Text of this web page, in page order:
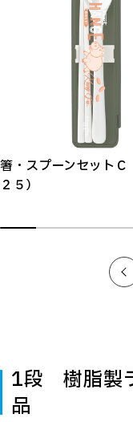
箸・スプーンセットＣ
２５）
1段 樹脂製
品